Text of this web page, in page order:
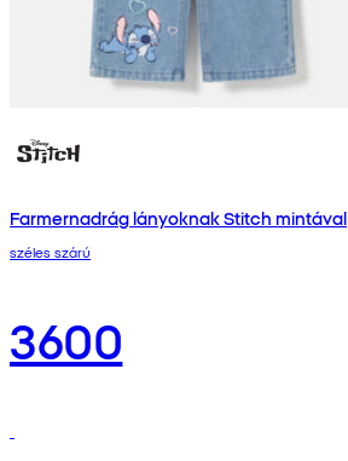
Farmernadrág lányoknak Stitch mintával
széles szárú
3600